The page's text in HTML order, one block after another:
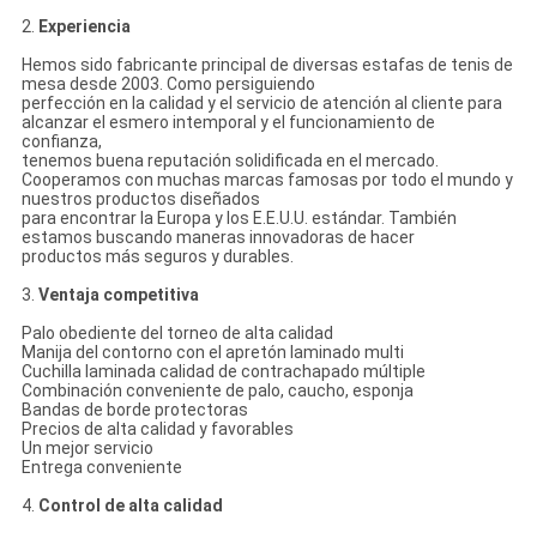
2. Experiencia
Hemos sido fabricante principal de diversas estafas de tenis de
mesa desde 2003. Como persiguiendo
perfección en la calidad y el servicio de atención al cliente para
alcanzar el esmero intemporal y el funcionamiento de
confianza,
tenemos buena reputación solidificada en el mercado.
Cooperamos con muchas marcas famosas por todo el mundo y
nuestros productos diseñados
para encontrar la Europa y los E.E.U.U. estándar. También
estamos buscando maneras innovadoras de hacer
productos más seguros y durables.
3. Ventaja competitiva
Palo obediente del torneo de alta calidad
Manija del contorno con el apretón laminado multi
Cuchilla laminada calidad de contrachapado múltiple
Combinación conveniente de palo, caucho, esponja
Bandas de borde protectoras
Precios de alta calidad y favorables
Un mejor servicio
Entrega conveniente
4. Control de alta calidad